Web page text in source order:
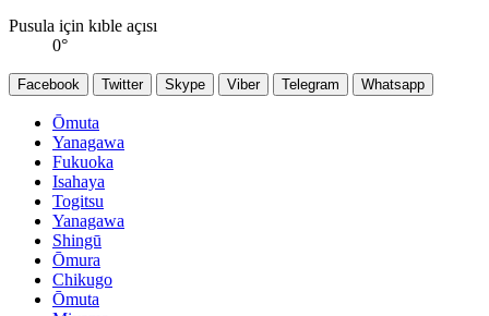
Pusula için kıble açısı
0°
Facebook Twitter Skype Viber Telegram Whatsapp
Ōmuta
Yanagawa
Fukuoka
Isahaya
Togitsu
Yanagawa
Shingū
Ōmura
Chikugo
Ōmuta